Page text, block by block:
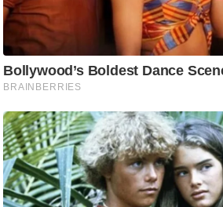
ल
फि
ट
ने
स
मं
त्रा
रि
ले
श